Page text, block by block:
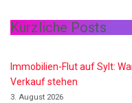
Kürzliche Posts
Immobilien-Flut auf Sylt:
Verkauf stehen
3. August 2026